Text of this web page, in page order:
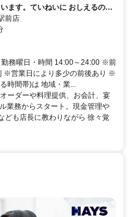
ます。ていねいに おしえるので
前店
務曜日・時間 14:00～24:00 ※前
※営業日により多少の前後あり ※
時間帯)は 地域・業...
ーダーや料理提供、お会計、宴
業務からスタート。現金管理や
ども店長に教わりながら 徐々覚